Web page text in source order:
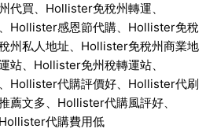
代買、 Hollister免稅州轉運、
Hollister感恩節代購、 Hollister免稅
州私人地址、 Hollister免稅州商業地
站、 Hollister免州稅轉運站、
Hollister代購評價好、 Hollister代刷
薦文多、 Hollister代購風評好、
Hollister代購費用低